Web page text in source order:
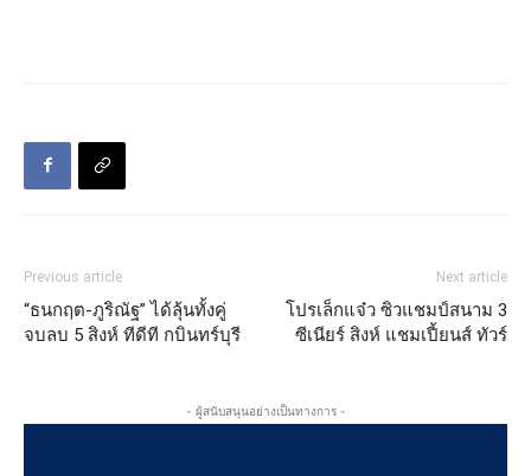
Previous article
“ธนกฤต-ภูริณัฐ” ได้ลุ้นทั้งคู่
จบลบ 5 สิงห์ ทีดีที กบินทร์บุรี
Next article
โปรเล็กแจ๋ว ซิวแชมป์สนาม 3
ซีเนียร์ สิงห์ แชมเปี้ยนส์ ทัวร์
- ผู้สนับสนุนอย่างเป็นทางการ -